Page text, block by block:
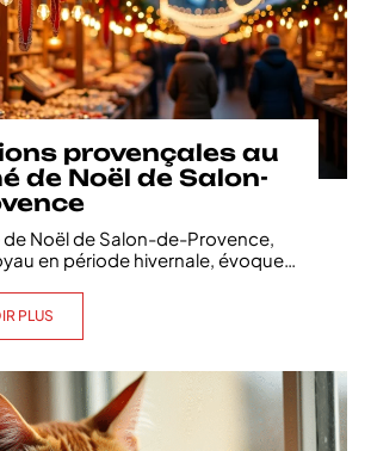
provençales au
de Noël de Salon-
de Noël de Salon-de-Provence,
en période hivernale, évoque
PLUS